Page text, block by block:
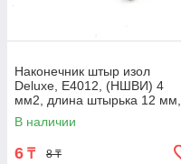
Наконечник штыр изол
Deluxe, Е4012, (НШВИ) 4
мм2, длина штырька 12 мм,
(1000 шт/упак)
В наличии
6 ₸ 8 ₸